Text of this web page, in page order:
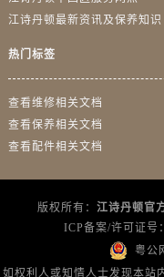
江诗丹顿最新资讯及保养知识
热门标签
查看维修相关文档
查看保养相关文档
查看配件相关文档
版权所有： 江诗丹顿官
ICP备案/许可证号：
粤公
如权利人或知情人士发现本站